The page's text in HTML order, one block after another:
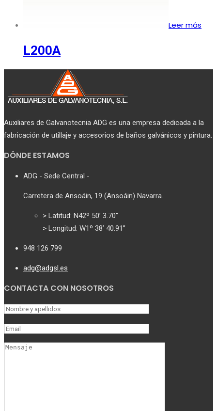
Leer más
L200A
Auxiliares de Galvanotecnia ADG es una empresa dedicada a la
fabricación de utillaje y accesorios de baños galvánicos y pintura.
DÓNDE ESTAMOS
ADG - Sede Central -
Carretera de Ansoáin, 19 (Ansoáin) Navarra.
> Latitud: N42º 50’ 3.70’’
> Longitud: W1º 38’ 40.91’’
948 126 799
adg@adgsl.es
CONTACTA CON NOSOTROS